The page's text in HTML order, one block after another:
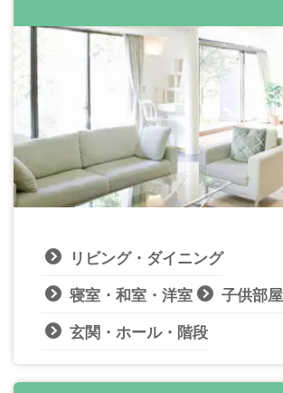
リビング・ダイニング
寝室・和室・洋室 子供部屋
玄関・ホール・階段